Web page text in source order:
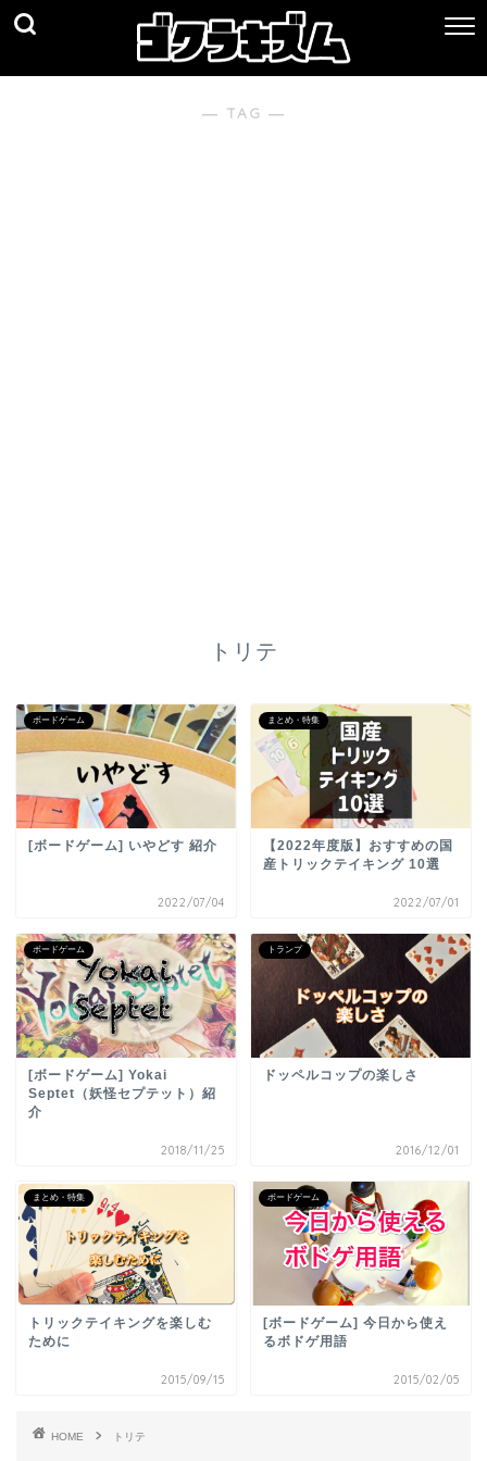
― TAG ―
トリテ
ボードゲーム
[ボードゲーム] いやどす 紹介
2022/07/04
まとめ・特集
【2022年度版】おすすめの国
産トリックテイキング 10選
2022/07/01
ボードゲーム
[ボードゲーム] Yokai
Septet（妖怪セプテット）紹
介
2018/11/25
トランプ
ドッペルコップの楽しさ
2016/12/01
まとめ・特集
トリックテイキングを楽しむ
ために
2015/09/15
ボードゲーム
[ボードゲーム] 今日から使え
るボドゲ用語
2015/02/05
HOME トリテ